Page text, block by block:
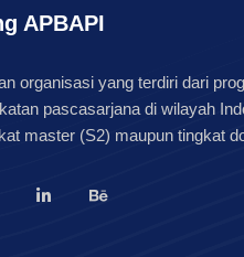
APBAPI
organisasi yang terdiri dari
pascasarjana di wilayah
master (S2) maupun tingkat